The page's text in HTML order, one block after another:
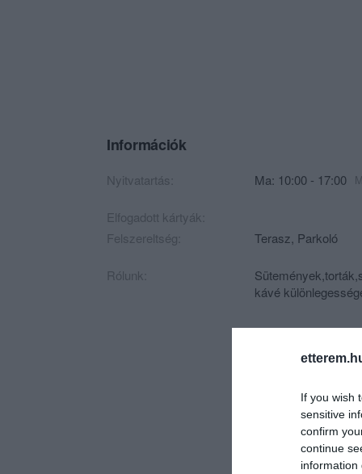
If you wish
sensitive
confirm
continue
information
Információk
Nyitvatartás: Ma: 10:00 - 17:00
Elfogadott kártyák:
Felszereltség:
Terasz, Parkoló
Rólunk:
kávé